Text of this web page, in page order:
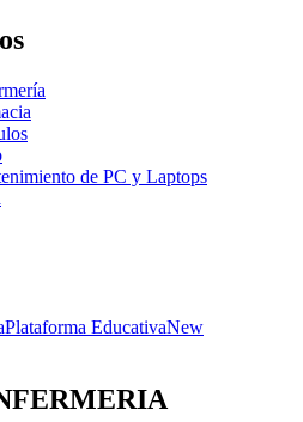
de PC y Laptops
Plataforma EducativaNew